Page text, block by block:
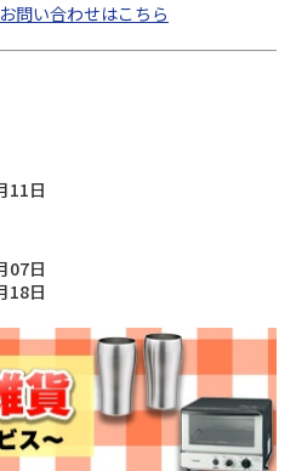
問い合わせはこちら
11日
07日
18日